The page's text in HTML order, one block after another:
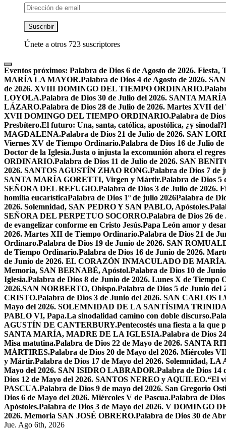
Dirección
de
email
Suscribir
Únete a otros 723 suscriptores
Eventos próximos: Palabra de Dios 6 de Agosto de 2026.
MARÍA LA MAYOR.Palabra de Dios 4 de Agosto de 2026.
de 2026. XVIII DOMINGO DEL TIEMPO ORDINARIO.
LOYOLA.Palabra de Dios 30 de Julio del 2026. SANTA
LÁZARO.Palabra de Dios 28 de Julio de 2026. Martes XVII
XVII DOMINGO DEL TIEMPO ORDINARIO.Palabra de
Presbítero.El futuro: Una, santa, católica, apostólica, ¿y sinodal?
MAGDALENA.Palabra de Dios 21 de Julio de 2026. SAN
Viernes XV de Tiempo Ordinario.Palabra de Dios 16 de Julio
Doctor de la Iglesia.Justa o injusta la excomunión ahora el
ORDINARIO.Palabra de Dios 11 de Julio de 2026. SAN
2026. SANTOS AGUSTÍN ZHAO RONG.Palabra de Dios 7 de
SANTA MARÍA GORETTI, Virgen y Mártir.Palabra de Dios
SEÑORA DEL REFUGIO.Palabra de Dios 3 de Julio de 2026.
homilía eucarísticaPalabra de Dios 1º de julio 2026Palabra de
2026. Solemnidad, SAN PEDRO Y SAN PABLO, Apóstoles.
SEÑORA DEL PERPETUO SOCORRO.Palabra de Dios 26
de evangelizar conforme en Cristo Jesús.Papa León amor y
2026. Martes XII de Tiempo Ordinario.Palabra de Dios 21 de
Ordinaro.Palabra de Dios 19 de Junio de 2026. SAN
de Tiempo Ordinario.Palabra de Dios 16 de Junio de 2026.
de Junio de 2026. EL CORAZÓN INMACULADO DE
Memoria, SAN BERNABÉ, Apóstol.Palabra de Dios 10 de
Iglesia.Palabra de Dios 8 de Junio de 2026. Lunes X de Tiempo
2026.SAN NORBERTO, Obispo.Palabra de Dios 5 de Junio
CRISTO.Palabra de Dios 3 de Junio del 2026. SAN CARLOS
Mayo del 2026. SOLEMNIDAD DE LA SANTÍSIMA
PABLO VI, Papa.La sinodalidad camino con doble discurso.
AGUSTÍN DE CANTERBURY.Pentecostés una fiesta a la que
SANTA MARÍA, MADRE DE LA IGLESIA.Palabra de Dios
Misa matutina.Palabra de Dios 22 de Mayo de 2026. SANTA
MÁRTIRES.Palabra de Dios 20 de Mayo del 2026. Miércoles
y Mártir.Palabra de Dios 17 de Mayo del 2026. Solemnidad,
Mayo del 2026. SAN ISIDRO LABRADOR.Palabra de Dios 14
Dios 12 de Mayo del 2026. SANTOS NEREO y AQUILEO.“El
PASCUA.Palabra de Dios 9 de mayo del 2026. San Gregorio
Dios 6 de Mayo del 2026. Miércoles V de Pascua.Palabra de
Apóstoles.Palabra de Dios 3 de Mayo del 2026. V DOMINGO
2026. Memoria SAN JOSÉ OBRERO.Palabra de Dios 30 de
Jue. Ago 6th, 2026